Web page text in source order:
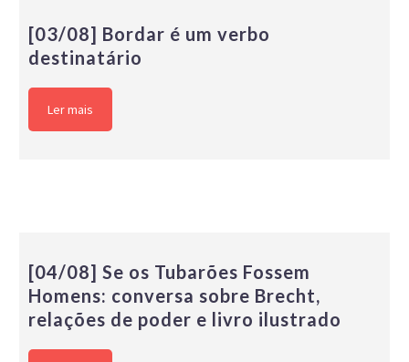
[03/08] Bordar é um verbo
destinatário
Ler mais
[04/08] Se os Tubarões Fossem
Homens: conversa sobre Brecht,
relações de poder e livro ilustrado